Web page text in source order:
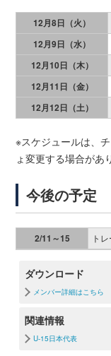
12月8日（火）
12月9日（水）
12月10日（木）
12月11日（金）
12月12日（土）
※スケジュールは、
ょ変更する場合があ
今後の予定
2/11～15 ト
ダウンロード
メンバー詳細はこちら
関連情報
U-15日本代表